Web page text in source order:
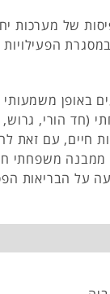
של מערכות
באופן משמעותי
(חד הורי, גרוש,
חיים, עם זאת
ממבנה משפחתי
על הבריאות